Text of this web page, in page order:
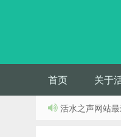
首页 关于
活水之声网站